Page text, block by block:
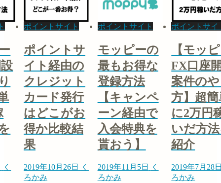
ントサイト
ントサ
経由の
ジット
ド発行
こがお
比較結
年10月26日 く
ポイントサイト
モッピーの
最もお得な
登録方法
【キャンペ
ーン経由で
入会特典を
貰おう】
2019年11月5日 く
ポイントサイト
【モッピー
FX口座開設
案件のやり
方】超簡単
に2万円稼
いだ方法を
紹介
2019年7月28日 く
ポ